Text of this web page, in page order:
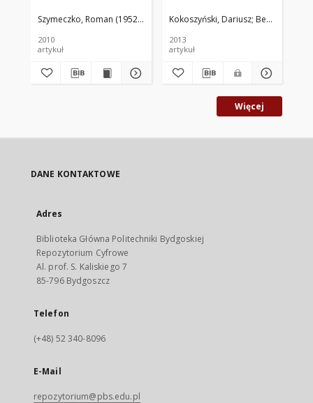
Szymeczko, Roman (1952- )
Pietruszyńska, Dominika Brudnicki, Adam
2010
artykuł
different origin
Kokoszyński, Dariusz Bernacki,
2013
artykuł
Więcej
DANE KONTAKTOWE
Adres
Biblioteka Główna Politechniki Bydgoskiej
Repozytorium Cyfrowe
Al. prof. S. Kaliskiego 7
85-796 Bydgoszcz
Telefon
(+48) 52 340-8096
E-Mail
repozytorium@pbs.edu.pl